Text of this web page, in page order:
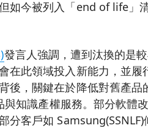
如今被列入「end of life」
發言人強調，遭到汰換的是
在此領域投入新能力，並
後，關鍵在於降低對舊產
知識產權服務。部分軟體
分客戶如